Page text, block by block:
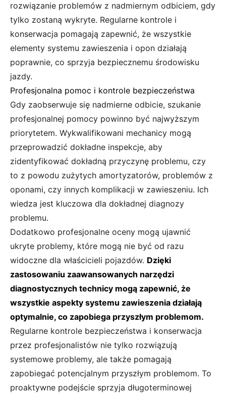
rozwiązanie problemów z nadmiernym odbiciem, gdy
tylko zostaną wykryte. Regularne kontrole i
konserwacja pomagają zapewnić, że wszystkie
elementy systemu zawieszenia i opon działają
poprawnie, co sprzyja bezpiecznemu środowisku
jazdy.
Profesjonalna pomoc i kontrole bezpieczeństwa
Gdy zaobserwuje się nadmierne odbicie, szukanie
profesjonalnej pomocy powinno być najwyższym
priorytetem. Wykwalifikowani mechanicy mogą
przeprowadzić dokładne inspekcje, aby
zidentyfikować dokładną przyczynę problemu, czy
to z powodu zużytych amortyzatorów, problemów z
oponami, czy innych komplikacji w zawieszeniu. Ich
wiedza jest kluczowa dla dokładnej diagnozy
problemu.
Dodatkowo profesjonalne oceny mogą ujawnić
ukryte problemy, które mogą nie być od razu
widoczne dla właścicieli pojazdów. Dzięki
zastosowaniu zaawansowanych narzędzi
diagnostycznych technicy mogą zapewnić, że
wszystkie aspekty systemu zawieszenia działają
optymalnie, co zapobiega przyszłym problemom.
Regularne kontrole bezpieczeństwa i konserwacja
przez profesjonalistów nie tylko rozwiązują
systemowe problemy, ale także pomagają
zapobiegać potencjalnym przyszłym problemom. To
proaktywne podejście sprzyja długoterminowej